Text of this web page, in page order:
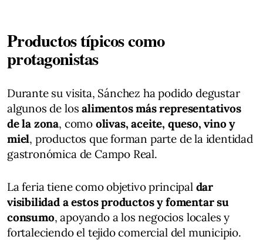
Productos típicos como
protagonistas
Durante su visita, Sánchez ha podido degustar
algunos de losalimentos más representativos
de la zona, como olivas, aceite, queso, vino y
miel, productos que forman parte de la identidad
gastronómica de Campo Real.
La feria tiene como objetivo principal dar
visibilidad a estos productos y fomentar su
consumo, apoyando a los negocios locales y
fortaleciendo el tejido comercial del municipio.